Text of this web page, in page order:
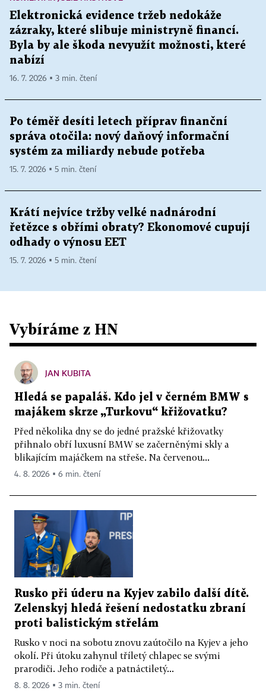
Elektronická evidence tržeb nedokáže
zázraky, které slibuje ministryně financí.
Byla by ale škoda nevyužít možnosti, které
nabízí
16. 7. 2026 ▪ 3 min. čtení
Po téměř desíti letech příprav finanční
správa otočila: nový daňový informační
systém za miliardy nebude potřeba
15. 7. 2026 ▪ 5 min. čtení
Krátí nejvíce tržby velké nadnárodní
řetězce s obřími obraty? Ekonomové cupují
odhady o výnosu EET
15. 7. 2026 ▪ 5 min. čtení
Vybíráme z HN
JAN KUBITA
Hledá se papaláš. Kdo jel v černém BMW s
majákem skrze „Turkovu“ křižovatku?
Před několika dny se do jedné pražské křižovatky
přihnalo obří luxusní BMW se začerněnými skly a
blikajícím majáčkem na střeše. Na červenou...
4. 8. 2026 ▪ 6 min. čtení
Rusko při úderu na Kyjev zabilo další dítě.
Zelenskyj hledá řešení nedostatku zbraní
proti balistickým střelám
Rusko v noci na sobotu znovu zaútočilo na Kyjev a jeho
okolí. Při útoku zahynul tříletý chlapec se svými
prarodiči. Jeho rodiče a patnáctiletý...
8. 8. 2026 ▪ 3 min. čtení